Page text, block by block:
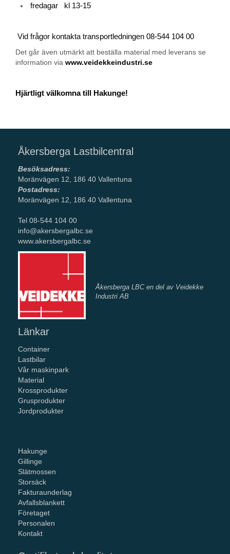
fredagar kl 13-15
Vid frågor kontakta transportledningen 08-544 104 00
Det går även utmärkt att beställa material med leverans se
information via www.veidekkeindustri.se
Hjärtligt välkomna till Hakunge!
Åkersberga Lastbilcentral
Besöksadress:
Moränvägen 12, 186 40 Vallentuna
Postadress:
Moränvägen 12, 186 40 Vallentuna
Tel 08-544 104 00
info@akersbergalbc.se
www.akersbergalbc.se
Åkersberga LBC en del av Veidekke
Industri AB
Länkar
Container
Lastbilar
Vår maskinpark
Material
Krossprodukter
Grusprodukter
Jordprodukter
Hakunge
Gillinge
Slätmossen
Storsäck
Fakturaunderlag
Avfallsblankett
Företaget
Personalen
Kontakt